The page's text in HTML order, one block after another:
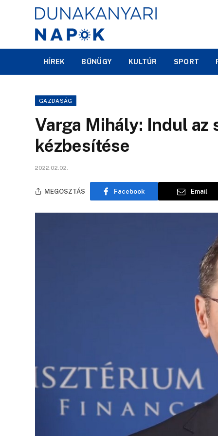
HÍREK BŰNÜGY KULTÚR SPORT
GAZDASÁG
Varga Mihály: Indul
kézbesítése
2022.02.02.
MEGOSZTÁS Facebook Email